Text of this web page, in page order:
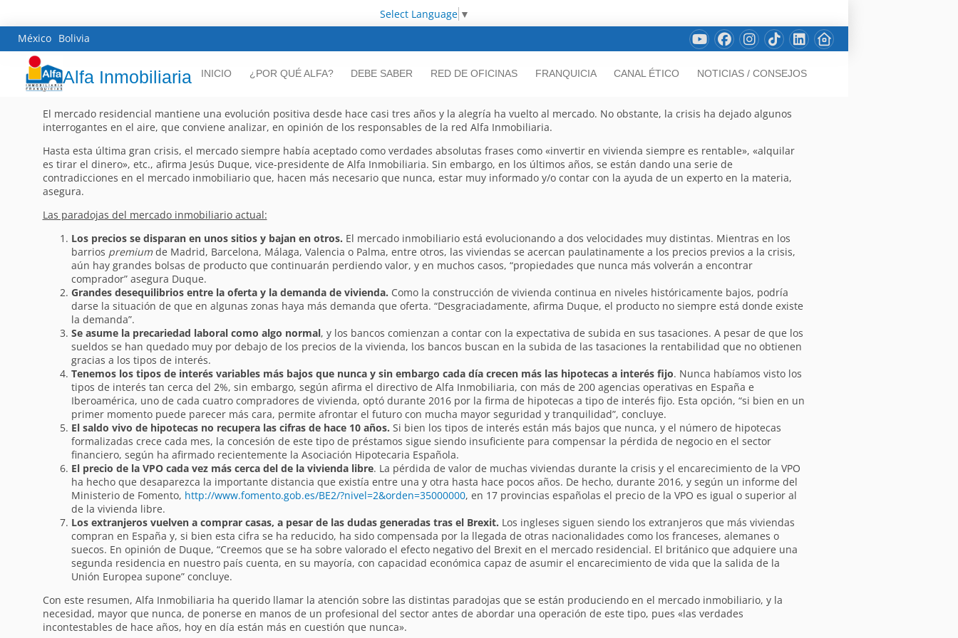
Select Language ▼
México Bolivia
Alfa Inmobiliaria INICIO ¿POR QUÉ ALFA? DEBE SABER RED DE OFICINAS FRANQUICIA CANAL ÉTICO NOTICIAS / CONSEJOS
El mercado residencial mantiene una evolución positiva desde hace casi tres años y la alegría ha vuelto al mercado. No obstante, la crisis ha dejado algunos
interrogantes en el aire, que conviene analizar, en opinión de los responsables de la red Alfa Inmobiliaria.
Hasta esta última gran crisis, el mercado siempre había aceptado como verdades absolutas frases como «invertir en vivienda siempre es rentable», «alquilar
es tirar el dinero», etc., afirma Jesús Duque, vice-presidente de Alfa Inmobiliaria. Sin embargo, en los últimos años, se están dando una serie de
contradicciones en el mercado inmobiliario que, hacen más necesario que nunca, estar muy informado y/o contar con la ayuda de un experto en la materia,
asegura.
Las paradojas del mercado inmobiliario actual:
Los precios se disparan en unos sitios y bajan en otros. El mercado inmobiliario está evolucionando a dos velocidades muy distintas. Mientras en los
barrios premiumde Madrid, Barcelona, Málaga, Valencia o Palma, entre otros, las viviendas se acercan paulatinamente a los precios previos a la crisis,
aún hay grandes bolsas de producto que continuarán perdiendo valor, y en muchos casos, “propiedades que nunca más volverán a encontrar
comprador” asegura Duque.
Grandes desequilibrios entre la oferta y la demanda de vivienda. Como la construcción de vivienda continua en niveles históricamente bajos, podría
darse la situación de que en algunas zonas haya más demanda que oferta. “Desgraciadamente, afirma Duque, el producto no siempre está donde existe
la demanda”.
Se asume la precariedad laboral como algo normal, y los bancos comienzan a contar con la expectativa de subida en sus tasaciones. A pesar de que los
sueldos se han quedado muy por debajo de los precios de la vivienda, los bancos buscan en la subida de las tasaciones la rentabilidad que no obtienen
gracias a los tipos de interés.
Tenemos los tipos de interés variables más bajos que nunca y sin embargo cada día crecen más las hipotecas a interés fijo. Nunca habíamos visto los
tipos de interés tan cerca del 2%, sin embargo, según afirma el directivo de Alfa Inmobiliaria, con más de 200 agencias operativas en España e
Iberoamérica, uno de cada cuatro compradores de vivienda, optó durante 2016 por la firma de hipotecas a tipo de interés fijo. Esta opción, “si bien en un
primer momento puede parecer más cara, permite afrontar el futuro con mucha mayor seguridad y tranquilidad”, concluye.
El saldo vivo de hipotecas no recupera las cifras de hace 10 años. Si bien los tipos de interés están más bajos que nunca, y el número de hipotecas
formalizadas crece cada mes, la concesión de este tipo de préstamos sigue siendo insuficiente para compensar la pérdida de negocio en el sector
financiero, según ha afirmado recientemente la Asociación Hipotecaria Española.
El precio de la VPO cada vez más cerca del de la vivienda libre. La pérdida de valor de muchas viviendas durante la crisis y el encarecimiento de la VPO
ha hecho que desaparezca la importante distancia que existía entre una y otra hasta hace pocos años. De hecho, durante 2016, y según un informe del
Ministerio de Fomento, http://www.fomento.gob.es/BE2/?nivel=2&orden=35000000, en 17 provincias españolas el precio de la VPO es igual o superior al
de la vivienda libre.
Los extranjeros vuelven a comprar casas, a pesar de las dudas generadas tras el Brexit. Los ingleses siguen siendo los extranjeros que más viviendas
compran en España y, si bien esta cifra se ha reducido, ha sido compensada por la llegada de otras nacionalidades como los franceses, alemanes o
suecos. En opinión de Duque, “Creemos que se ha sobre valorado el efecto negativo del Brexit en el mercado residencial. El británico que adquiere una
segunda residencia en nuestro país cuenta, en su mayoría, con capacidad económica capaz de asumir el encarecimiento de vida que la salida de la
Unión Europea supone” concluye.
Con este resumen, Alfa Inmobiliaria ha querido llamar la atención sobre las distintas paradojas que se están produciendo en el mercado inmobiliario, y la
necesidad, mayor que nunca, de ponerse en manos de un profesional del sector antes de abordar una operación de este tipo, pues «las verdades
incontestables de hace años, hoy en día están más en cuestión que nunca».